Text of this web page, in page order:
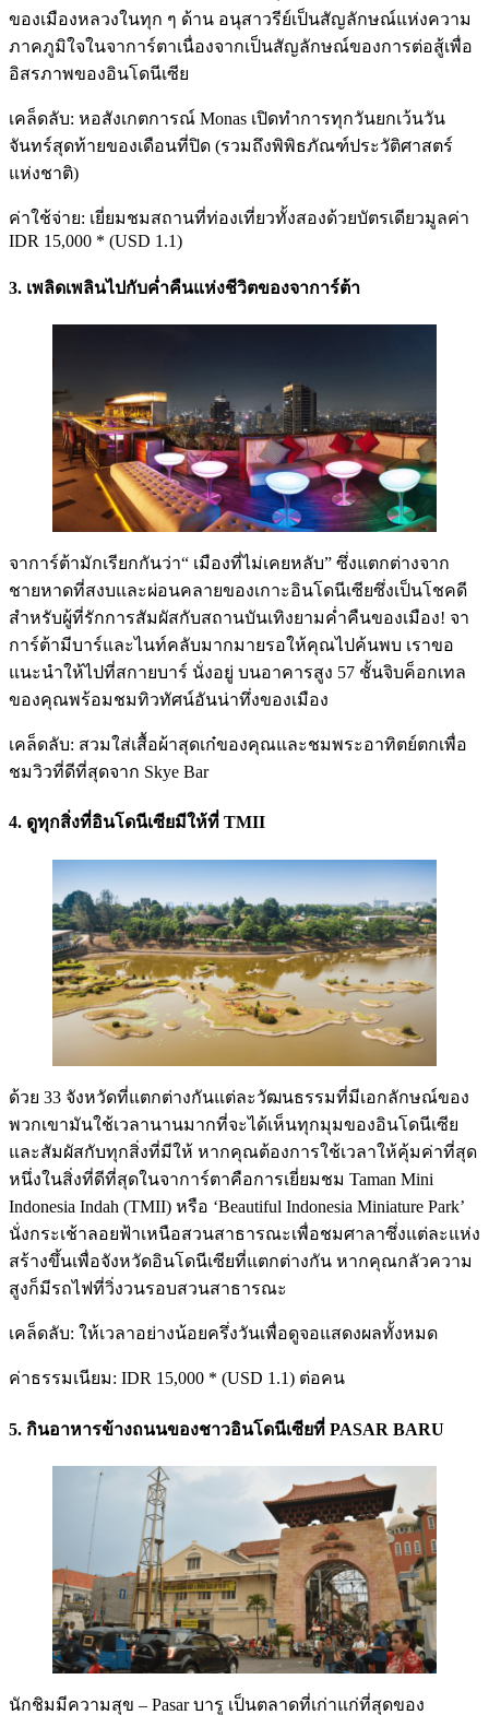
ของเมืองหลวงในทุก ๆ ด้าน อนุสาวรีย์เป็นสัญลักษณ์แห่งความ
ภาคภูมิใจในจาการ์ตาเนื่องจากเป็นสัญลักษณ์ของการต่อสู้เพื่อ
อิสรภาพของอินโดนีเซีย
เคล็ดลับ: หอสังเกตการณ์ Monas เปิดทำการทุกวันยกเว้นวัน
จันทร์สุดท้ายของเดือนที่ปิด (รวมถึงพิพิธภัณฑ์ประวัติศาสตร์
แห่งชาติ)
ค่าใช้จ่าย: เยี่ยมชมสถานที่ท่องเที่ยวทั้งสองด้วยบัตรเดียวมูลค่า
IDR 15,000 * (USD 1.1)
3. เพลิดเพลินไปกับค่ำคืนแห่งชีวิตของจาการ์ต้า
จาการ์ต้ามักเรียกกันว่า“ เมืองที่ไม่เคยหลับ” ซึ่งแตกต่างจาก
ชายหาดที่สงบและผ่อนคลายของเกาะอินโดนีเซียซึ่งเป็นโชคดี
สำหรับผู้ที่รักการสัมผัสกับสถานบันเทิงยามค่ำคืนของเมือง! จา
การ์ต้ามีบาร์และไนท์คลับมากมายรอให้คุณไปค้นพบ เราขอ
แนะนำให้ไปที่สกายบาร์ นั่งอยู่ บนอาคารสูง 57 ชั้นจิบค็อกเทล
ของคุณพร้อมชมทิวทัศน์อันน่าทึ่งของเมือง
เคล็ดลับ: สวมใส่เสื้อผ้าสุดเก๋ของคุณและชมพระอาทิตย์ตกเพื่อ
ชมวิวที่ดีที่สุดจาก Skye Bar
4. ดูทุกสิ่งที่อินโดนีเซียมีให้ที่ TMII
ด้วย 33 จังหวัดที่แตกต่างกันแต่ละวัฒนธรรมที่มีเอกลักษณ์ของ
พวกเขามันใช้เวลานานมากที่จะได้เห็นทุกมุมของอินโดนีเซีย
และสัมผัสกับทุกสิ่งที่มีให้ หากคุณต้องการใช้เวลาให้คุ้มค่าที่สุด
หนึ่งในสิ่งที่ดีที่สุดในจาการ์ตาคือการเยี่ยมชม Taman Mini
Indonesia Indah (TMII) หรือ ‘Beautiful Indonesia Miniature Park’
นั่งกระเช้าลอยฟ้าเหนือสวนสาธารณะเพื่อชมศาลาซึ่งแต่ละแห่ง
สร้างขึ้นเพื่อจังหวัดอินโดนีเซียที่แตกต่างกัน หากคุณกลัวความ
สูงก็มีรถไฟที่วิ่งวนรอบสวนสาธารณะ
เคล็ดลับ: ให้เวลาอย่างน้อยครึ่งวันเพื่อดูจอแสดงผลทั้งหมด
ค่าธรรมเนียม: IDR 15,000 * (USD 1.1) ต่อคน
5. กินอาหารข้างถนนของชาวอินโดนีเซียที่ PASAR BARU
นักชิมมีความสุข – Pasar บารู เป็นตลาดที่เก่าแก่ที่สุดของ